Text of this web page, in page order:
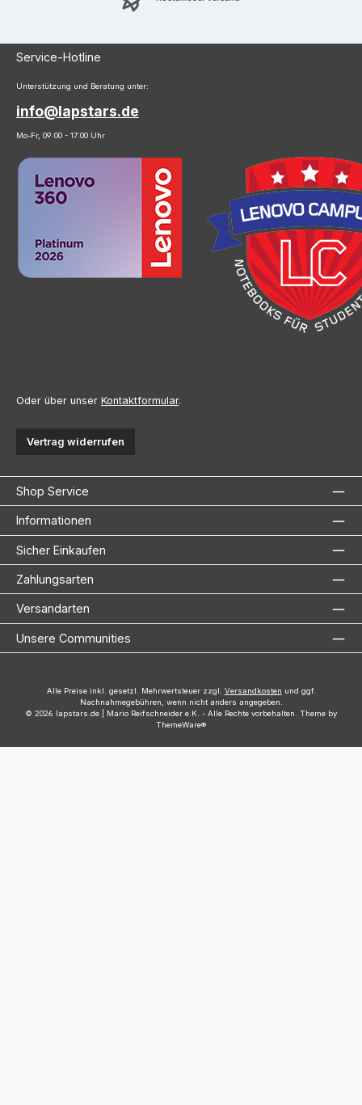
Service-Hotline
Unterstützung und Beratung unter:
info@lapstars.de
Mo-Fr, 09:00 - 17:00 Uhr
Oder über unser Kontaktformular.
Vertrag widerrufen
Shop Service
Informationen
Sicher Einkaufen
Zahlungsarten
Versandarten
Unsere Communities
Alle Preise inkl. gesetzl. Mehrwertsteuer zzgl. Versandkosten und ggf.
Nachnahmegebühren, wenn nicht anders angegeben.
© 2026 lapstars.de | Mario Reifschneider e.K. - Alle Rechte vorbehalten. Theme by
ThemeWare®